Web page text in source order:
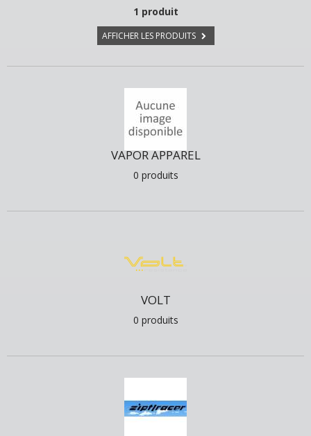
1 produit
AFFICHER LES PRODUITS
VAPOR APPAREL
0 produits
VOLT
0 produits